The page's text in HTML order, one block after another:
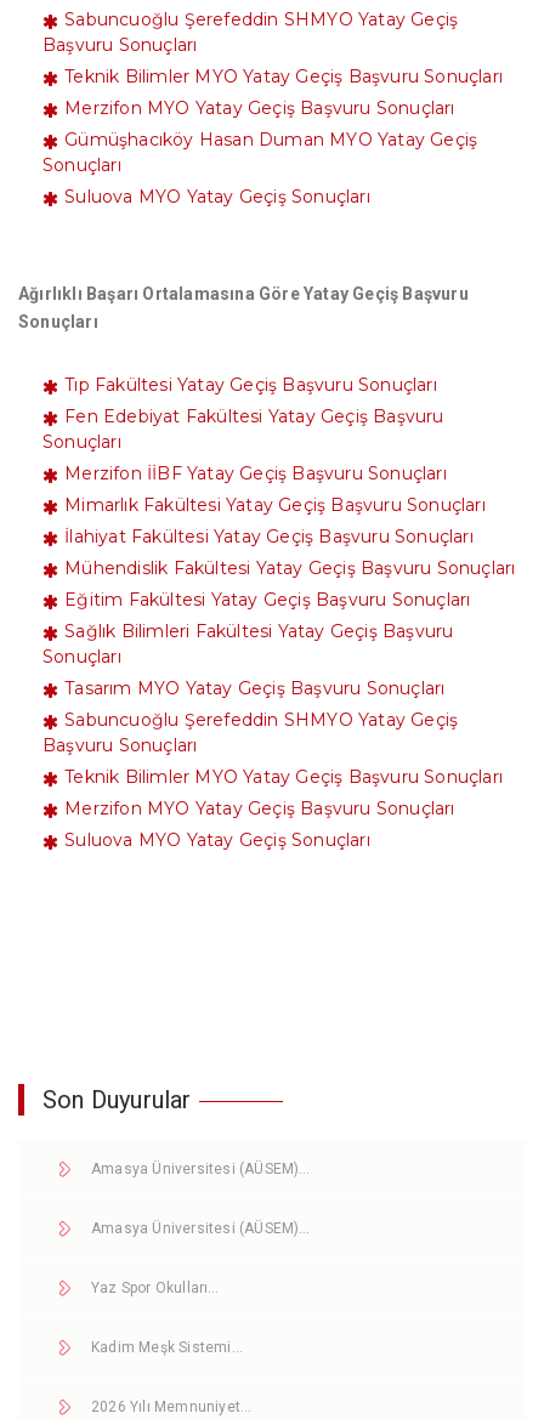
Sabuncuoğlu Şerefeddin SHMYO Yatay Geçiş
Başvuru Sonuçları
Teknik Bilimler MYO Yatay Geçiş Başvuru Sonuçları
Merzifon MYO Yatay Geçiş Başvuru Sonuçları
Gümüşhacıköy Hasan Duman MYO Yatay Geçiş
Sonuçları
Suluova MYO Yatay Geçiş Sonuçları
Ağırlıklı Başarı Ortalamasına Göre Yatay Geçiş Başvuru
Sonuçları
Tıp Fakültesi Yatay Geçiş Başvuru Sonuçları
Fen Edebiyat Fakültesi Yatay Geçiş Başvuru
Sonuçları
Merzifon İİBF Yatay Geçiş Başvuru Sonuçları
Mimarlık Fakültesi Yatay Geçiş Başvuru Sonuçları
İlahiyat Fakültesi Yatay Geçiş Başvuru Sonuçları
Mühendislik Fakültesi Yatay Geçiş Başvuru Sonuçları
Eğitim Fakültesi Yatay Geçiş Başvuru Sonuçları
Sağlık Bilimleri Fakültesi Yatay Geçiş Başvuru
Sonuçları
Tasarım MYO Yatay Geçiş Başvuru Sonuçları
Sabuncuoğlu Şerefeddin SHMYO Yatay Geçiş
Başvuru Sonuçları
Teknik Bilimler MYO Yatay Geçiş Başvuru Sonuçları
Merzifon MYO Yatay Geçiş Başvuru Sonuçları
Suluova MYO Yatay Geçiş Sonuçları
Son Duyurular
Amasya Üniversitesi (AÜSEM)…
Amasya Üniversitesi (AÜSEM)…
Yaz Spor Okulları…
Kadim Meşk Sistemi…
2026 Yılı Memnuniyet…